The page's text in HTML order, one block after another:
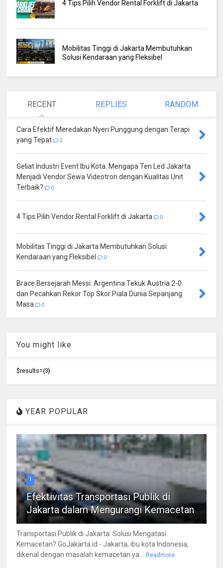
4 Tips Pilih Vendor Rental Forklift di Jakarta
Mobilitas Tinggi di Jakarta Membutuhkan
Solusi Kendaraan yang Fleksibel
RECENT REPLIES RANDOM
Cara Efektif Meredakan Nyeri Punggung dengan Terapi
yang Tepat
0
Geliat Industri Event Ibu Kota: Mengapa Ten Led Jakarta
Menjadi Vendor Sewa Videotron dengan Kualitas Unit
Terbaik?
0
4 Tips Pilih Vendor Rental Forklift di Jakarta 0
Mobilitas Tinggi di Jakarta Membutuhkan Solusi
Kendaraan yang Fleksibel
0
Brace Bersejarah Messi: Argentina Tekuk Austria 2-0
dan Pecahkan Rekor Top Skor Piala Dunia Sepanjang
Masa
0
You might like
$results={3}
YEAR POPULAR
1
Efektivitas Transportasi Publik di
Jakarta dalam Mengurangi Kemacetan
Transportasi Publik di Jakarta: Solusi Mengatasi
Kemacetan? GoJakarta.id - Jakarta, ibu kota Indonesia,
dikenal dengan masalah kemacetan ya... Readmore